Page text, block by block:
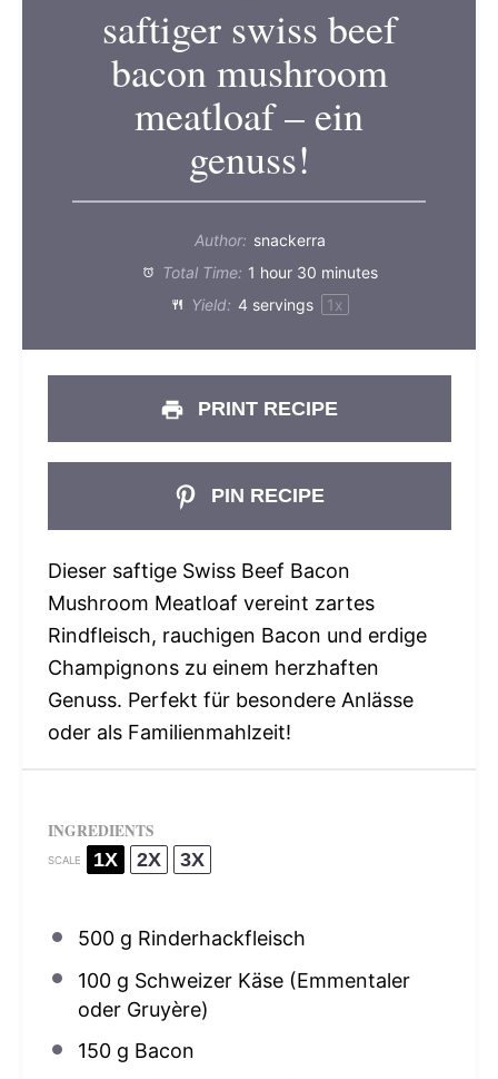
saftiger swiss beef
bacon mushroom
meatloaf – ein
genuss!
Author: snackerra
Total Time: 1 hour 30 minutes
Yield: 4servings 1x
PRINT RECIPE
PIN RECIPE
Dieser saftige Swiss Beef Bacon
Mushroom Meatloaf vereint zartes
Rindfleisch, rauchigen Bacon und erdige
Champignons zu einem herzhaften
Genuss. Perfekt für besondere Anlässe
oder als Familienmahlzeit!
INGREDIENTS
SCALE 1X 2X 3X
500 g Rinderhackfleisch
100 g Schweizer Käse (Emmentaler
oder Gruyère)
150 g Bacon